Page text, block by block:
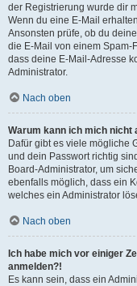
der Registrierung wurde dir
Wenn du eine E-Mail
Ansonsten prüfe, ob du
die E-Mail von einem Spam-
dass deine E-Mail-Adresse
Administrator.
Nach oben
Warum kann ich mich nicht
Dafür gibt es viele mögliche
und dein Passwort richtig
Board-Administrator, um
ebenfalls möglich, dass ein
welches ein Administrator
Nach oben
Ich habe mich vor einiger
anmelden?!
Es kann sein, dass ein